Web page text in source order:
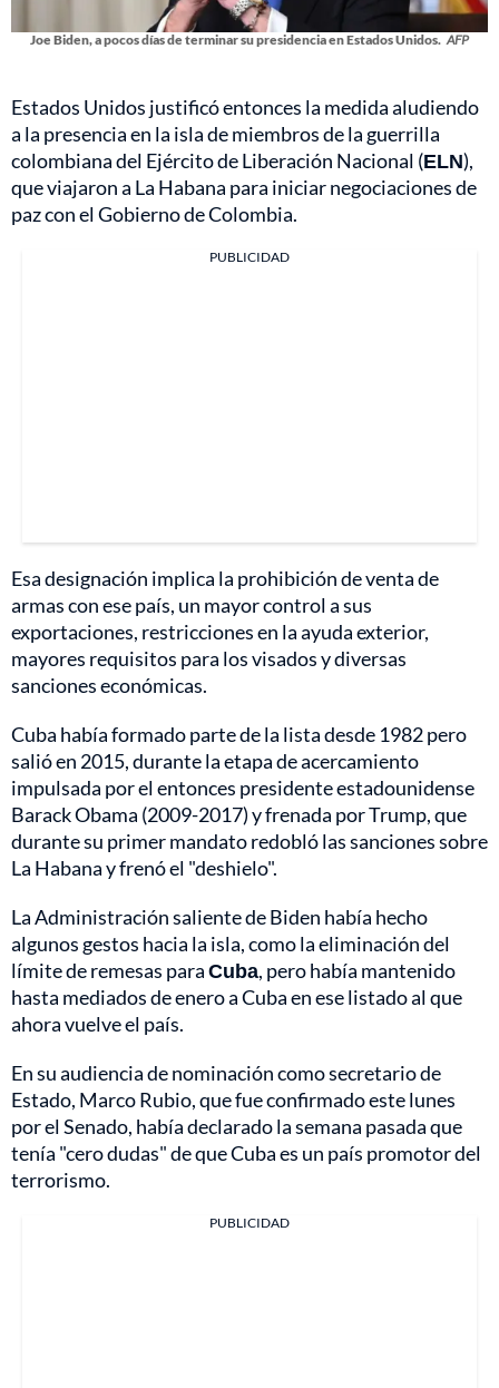
Joe Biden, a pocos días de terminar su presidencia en Estados Unidos. AFP
Estados Unidos justificó entonces la medida aludiendo
a la presencia en la isla de miembros de la guerrilla
colombiana del Ejército de Liberación Nacional (ELN),
que viajaron a La Habana para iniciar negociaciones de
paz con el Gobierno de Colombia.
PUBLICIDAD
Esa designación implica la prohibición de venta de
armas con ese país, un mayor control a sus
exportaciones, restricciones en la ayuda exterior,
mayores requisitos para los visados y diversas
sanciones económicas.
Cuba había formado parte de la lista desde 1982 pero
salió en 2015, durante la etapa de acercamiento
impulsada por el entonces presidente estadounidense
Barack Obama (2009-2017) y frenada por Trump, que
durante su primer mandato redobló las sanciones sobre
La Habana y frenó el "deshielo".
La Administración saliente de Biden había hecho
algunos gestos hacia la isla, como la eliminación del
límite de remesas paraCuba, pero había mantenido
hasta mediados de enero a Cuba en ese listado al que
ahora vuelve el país.
En su audiencia de nominación como secretario de
Estado, Marco Rubio, que fue confirmado este lunes
por el Senado, había declarado la semana pasada que
tenía "cero dudas" de que Cuba es un país promotor del
terrorismo.
PUBLICIDAD